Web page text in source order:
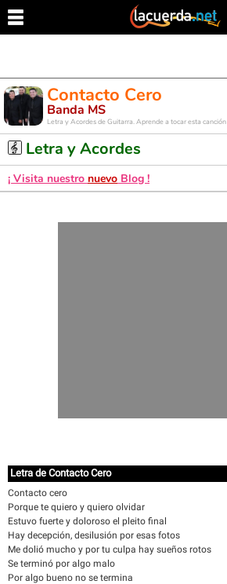
Contacto Cero
Banda MS
Letra y Acordes de Guitarra. Aprende a tocar esta canción
Letra y Acordes
¡ Visita nuestro nuevo Blog !
Letra de Contacto Cero
Contacto cero
Porque te quiero y quiero olvidar
Estuvo fuerte y doloroso el pleito final
Hay decepción, desilusión por esas fotos
Me dolió mucho y por tu culpa hay sueños rotos
Se terminó por algo malo
Por algo bueno no se termina